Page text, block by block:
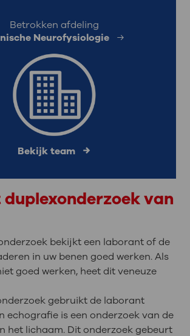
Betrokken afdeling
Neurofysiologie
Bekijk team
van
bekijkt een laborant of de
in uw benen goed werken. Als
goed werken, heet dit veneuze
gebruikt de laborant
echografie is een onderzoek van de
het lichaam. Dit onderzoek gebeurt